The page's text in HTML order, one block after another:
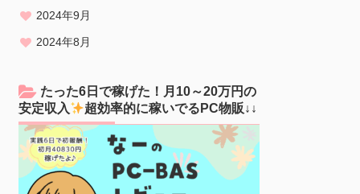
2024年9月
2024年8月
たった6日で稼げた！月10～20万円の
安定収入
超効率的に稼いでるPC物販↓↓